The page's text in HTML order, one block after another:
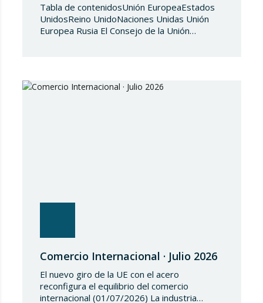
Tabla de contenidosUnión EuropeaEstados
UnidosReino UnidoNaciones Unidas Unión
Europea Rusia El Consejo de la Unión
(UE) 2018/1542 relativo a la adopción de
Comercio Internacional · Julio 2026
El nuevo giro de la UE con el acero
reconfigura el equilibrio del comercio
internacional (01/07/2026) La industria